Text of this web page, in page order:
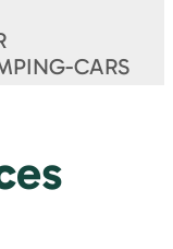
CARS